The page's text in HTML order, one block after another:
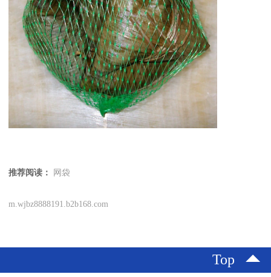
推荐阅读： 网袋
m.wjbz8888191.b2b168.com
Top